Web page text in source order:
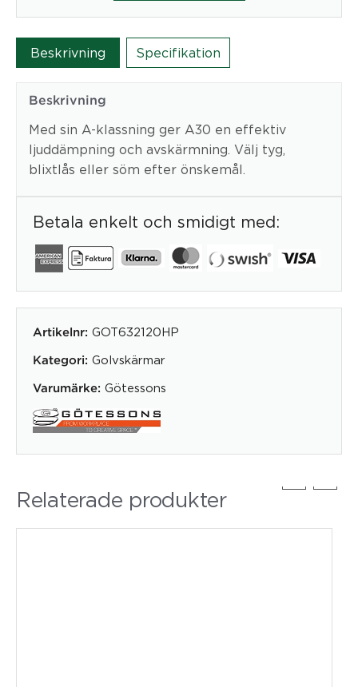
mm,
blixtlås
mängd
Beskrivning Specifikation
Beskrivning
Med sin A-klassning ger A30 en effektiv
ljuddämpning och avskärmning. Välj tyg,
blixtlås eller söm efter önskemål.
Betala enkelt och smidigt med:
Artikelnr: GOT632120HP
Kategori: Golvskärmar
Varumärke: Götessons
Relaterade produkter